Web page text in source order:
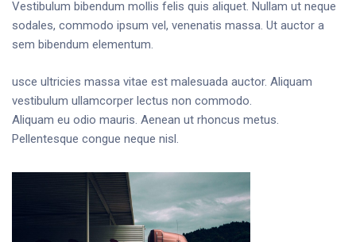
Vestibulum bibendum mollis felis quis aliquet. Nullam ut neque
sodales, commodo ipsum vel, venenatis massa. Ut auctor a
sem bibendum elementum.
usce ultricies massa vitae est malesuada auctor. Aliquam
vestibulum ullamcorper lectus non commodo.
Aliquam eu odio mauris. Aenean ut rhoncus metus.
Pellentesque congue neque nisl.